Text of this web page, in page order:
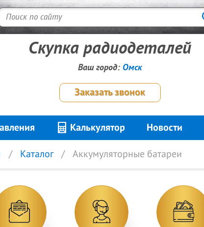
Скупка радиодеталей
Ваш город: Омск
Заказать звонок
Калькулятор Новости
Каталог Аккумуляторные батареи